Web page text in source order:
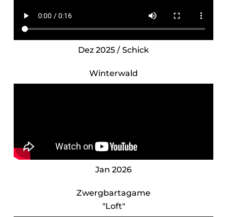
Dez 2025 / Schick
Winterwald
Jan 2026
Zwergbartagame
"Loft"